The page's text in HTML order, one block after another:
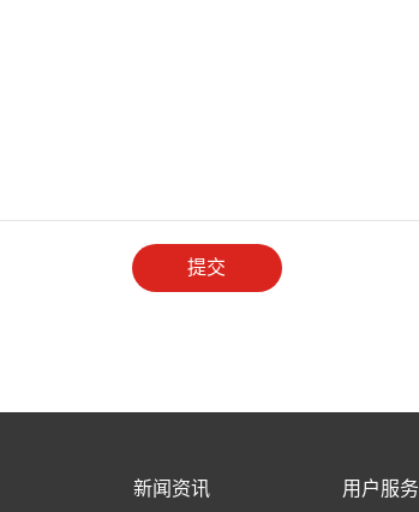
新闻资讯 用户服务